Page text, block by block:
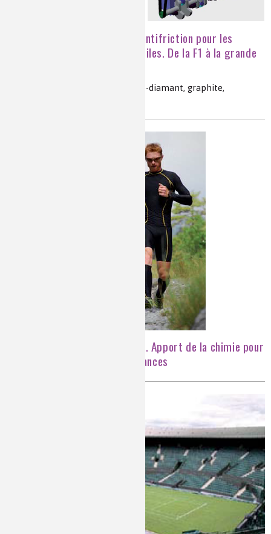
Revêtements complexes antifriction pour les
composants moteurs automobiles. De la F1 à la grande
DLC, diamond like carbon, pseudo-diamant, graphite,
Des textiles pour sportifs. Apport de la chimie pour
améliorer confort et performances